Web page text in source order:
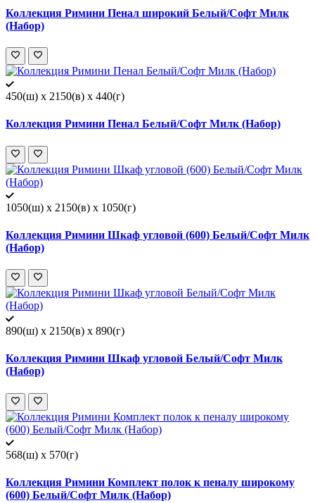
Коллекция Римини Пенал широкий Белый/Софт Милк
(Набор)
450(ш) x 2150(в) x 440(г)
Коллекция Римини Пенал Белый/Софт Милк (Набор)
1050(ш) x 2150(в) x 1050(г)
Коллекция Римини Шкаф угловой (600) Белый/Софт Милк
(Набор)
890(ш) x 2150(в) x 890(г)
Коллекция Римини Шкаф угловой Белый/Софт Милк
(Набор)
568(ш) x 570(г)
Коллекция Римини Комплект полок к пеналу широкому
(600) Белый/Софт Милк (Набор)